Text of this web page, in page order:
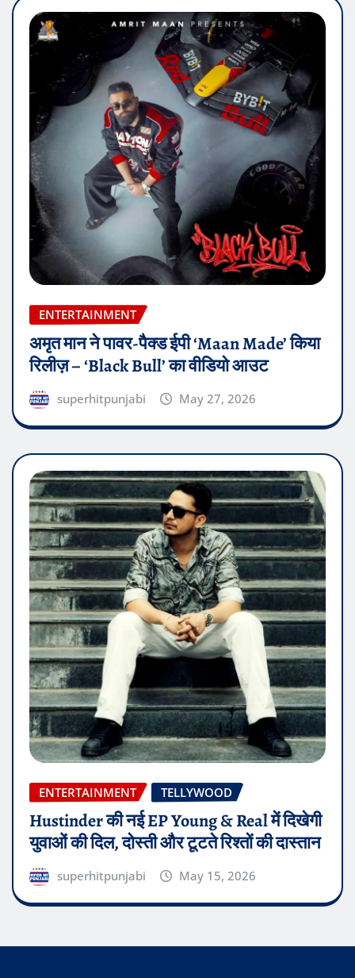
ENTERTAINMENT
अमृत मान ने पावर-पैक्ड ईपी ‘Maan Made’ किया
रिलीज़ – ‘Black Bull’ का वीडियो आउट
superhitpunjabi May 27, 2026
ENTERTAINMENT TELLYWOOD
Hustinder की नई EP Young & Real में दिखेगी
युवाओं की दिल, दोस्ती और टूटते रिश्तों की दास्तान
superhitpunjabi May 15, 2026